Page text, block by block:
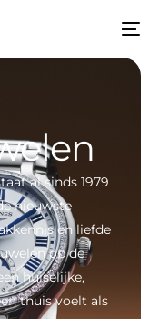
al sinds 1979
nieuwste
en liefde
op de
huiselijke,
thuis voelt als